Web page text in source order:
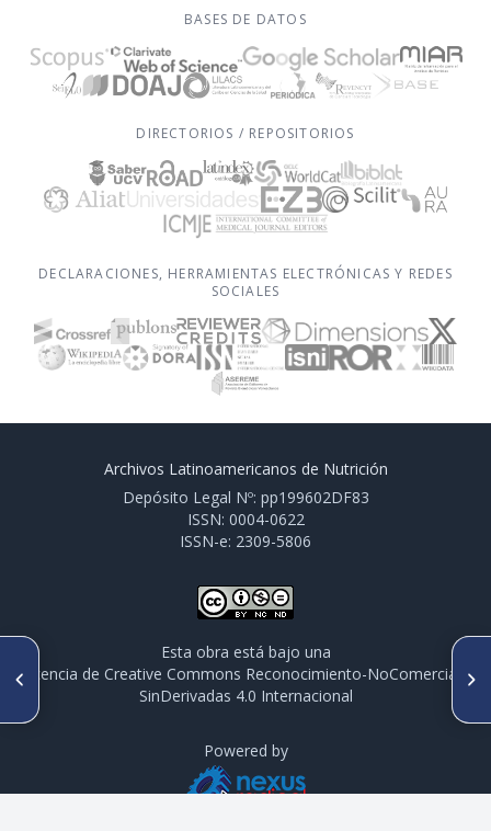
ARTÍCULO ANTERIOR
P092/S2-P28 AMBIENTE
ALIMENTARIO EN UNA ZONA
PROFESORES SOBRE HIGIENE Y
ALIMENTACION EN ESCOLARES
SIGUIENTE ARTÍCULO
P094/S2-P30 REFORMULACIÓN
DE ALIMENTOS CON HARINAS
BASES DE DATOS
DIRECTORIOS / REPOSITORIOS
DECLARACIONES, HERRAMIENTAS ELECTRÓNICAS Y REDES
SOCIALES
Archivos Latinoamericanos de Nutrición
Depósito Legal Nº: pp199602DF83
ISSN: 0004-0622
ISSN-e: 2309-5806
Esta obra está bajo una
licencia de Creative Commons Reconocimiento-NoComercial-
SinDerivadas 4.0 Internacional
Powered by